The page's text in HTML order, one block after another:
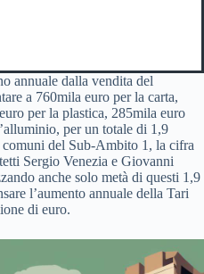
annuale dalla vendita del
a 760mila euro per la carta,
per la plastica, 285mila euro
per un totale di 1,9
del Sub-Ambito 1, la cifra
Sergio Venezia e Giovanni
anche solo metà di questi 1,9
l’aumento annuale della Tari
di euro.